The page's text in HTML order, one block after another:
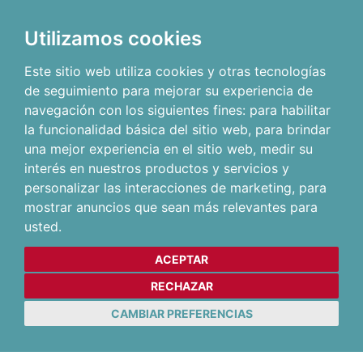
Utilizamos cookies
Este sitio web utiliza cookies y otras tecnologías
de seguimiento para mejorar su experiencia de
navegación con los siguientes fines: para habilitar
la funcionalidad básica del sitio web, para brindar
una mejor experiencia en el sitio web, medir su
interés en nuestros productos y servicios y
personalizar las interacciones de marketing, para
mostrar anuncios que sean más relevantes para
usted.
ACEPTAR
RECHAZAR
CAMBIAR PREFERENCIAS